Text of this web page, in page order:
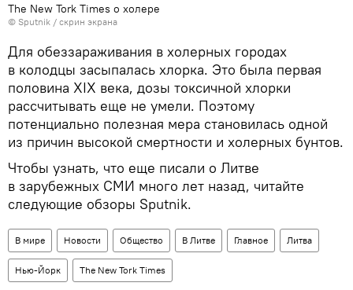
The New Tork Times о холере
© Sputnik / скрин экрана
Для обеззараживания в холерных городах
в колодцы засыпалась хлорка. Это была первая
половина XIX века, дозы токсичной хлорки
рассчитывать еще не умели. Поэтому
потенциально полезная мера становилась одной
из причин высокой смертности и холерных бунтов.
Чтобы узнать, что еще писали о Литве
в зарубежных СМИ много лет назад, читайте
следующие обзоры Sputnik.
В мире Новости Общество В Литве Главное Литва
Нью-Йорк The New Tork Times